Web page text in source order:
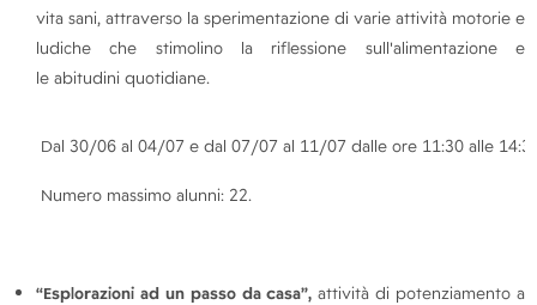
vita sani, attraverso la sperimentazione di varie attività motorie e
ludiche che stimolino la riflessione sull'alimentazione e
le abitudini quotidiane.
Dal 30/06 al 04/07 e dal 07/07 al 11/07 dalle ore 11:30 alle
Numero massimo alunni: 22.
“Esplorazioni ad un passo da casa”, attività di potenziamento a